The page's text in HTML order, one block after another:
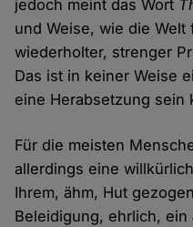
jedoch meint das Wort
und Weise, wie die
wiederholter, strenger
Das ist in keiner Weise
eine Herabsetzung sein
Für die meisten
allerdings eine
Ihrem, ähm, Hut
Beleidigung, ehrlich, ein